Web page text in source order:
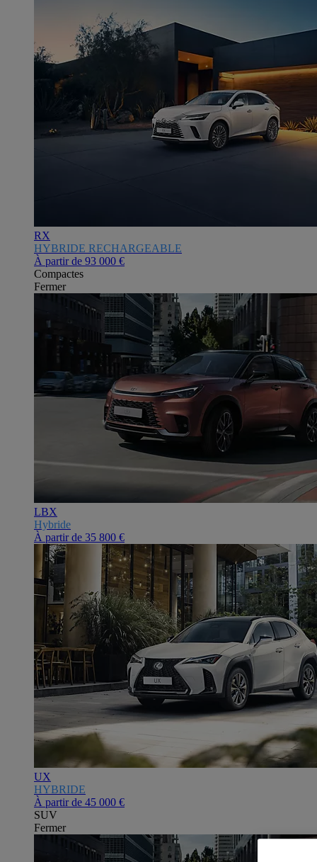
RX
HYBRIDE RECHARGEABLE
À partir de 93 000 €
Compactes
Fermer
LBX
Hybride
À partir de 35 800 €
UX
HYBRIDE
À partir de 45 000 €
SUV
Fermer